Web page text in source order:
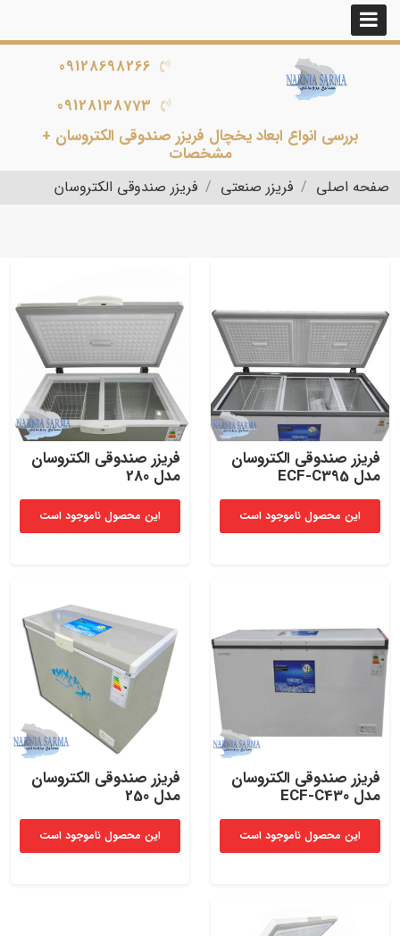
بررسی انواع ابعاد یخچال فریزر صندوقی الکتروسان +
مشخصات
09128698266
09128138773
صفحه اصلی فریزر صنعتی فریزر صندوقی الکتروسان
فریزر صندوقی الکتروسان
مدل ECF-C395
این محصول ناموجود است
فریزر صندوقی الکتروسان
مدل 280
این محصول ناموجود است
فریزر صندوقی الکتروسان
مدل ECF-C430
این محصول ناموجود است
فریزر صندوقی الکتروسان
مدل 250
این محصول ناموجود است